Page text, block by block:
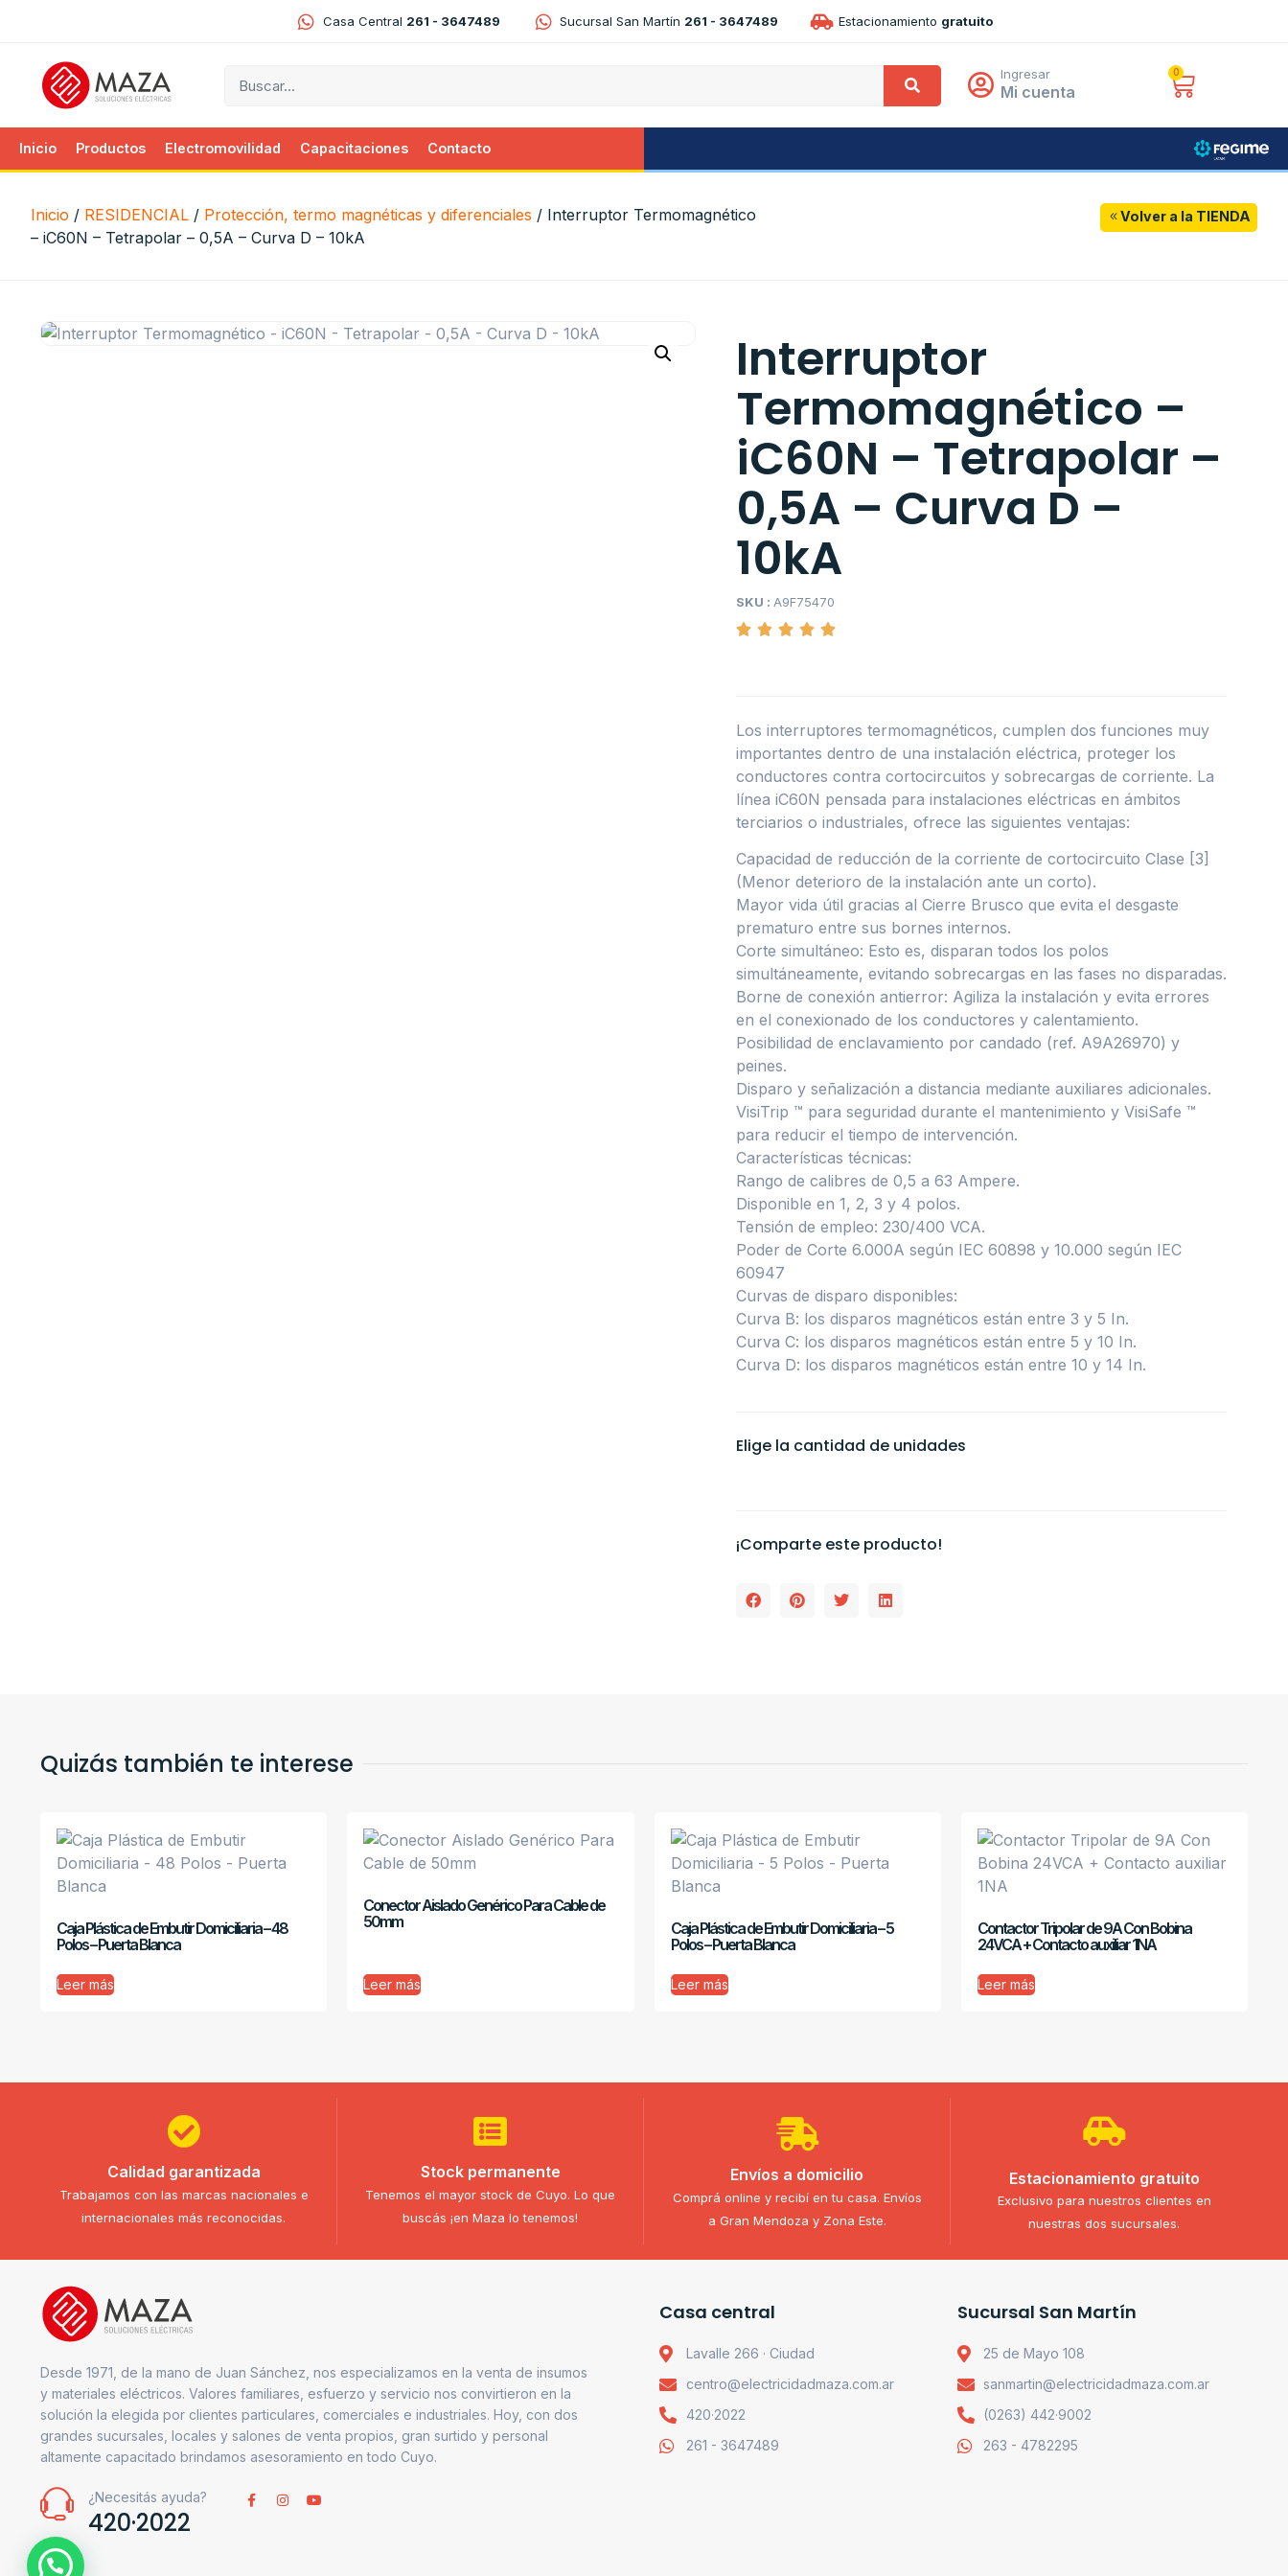
Casa Central 261 - 3647489 Sucursal San Martín 261 - 3647489 Estacionamiento gratuito
Ingresar
Mi cuenta
0
Inicio Productos Electromovilidad Capacitaciones Contacto
Inicio / RESIDENCIAL / Protección, termo magnéticas y diferenciales / Interruptor Termomagnético
– iC60N – Tetrapolar – 0,5A – Curva D – 10kA
Volver a la TIENDA
Interruptor
Termomagnético –
iC60N – Tetrapolar –
0,5A – Curva D –
10kA
SKU : A9F75470
Los interruptores termomagnéticos, cumplen dos funciones muy
importantes dentro de una instalación eléctrica, proteger los
conductores contra cortocircuitos y sobrecargas de corriente. La
línea iC60N pensada para instalaciones eléctricas en ámbitos
terciarios o industriales, ofrece las siguientes ventajas:
Capacidad de reducción de la corriente de cortocircuito Clase [3]
(Menor deterioro de la instalación ante un corto).
Mayor vida útil gracias al Cierre Brusco que evita el desgaste
prematuro entre sus bornes internos.
Corte simultáneo: Esto es, disparan todos los polos
simultáneamente, evitando sobrecargas en las fases no disparadas.
Borne de conexión antierror: Agiliza la instalación y evita errores
en el conexionado de los conductores y calentamiento.
Posibilidad de enclavamiento por candado (ref. A9A26970) y
peines.
Disparo y señalización a distancia mediante auxiliares adicionales.
VisiTrip ™ para seguridad durante el mantenimiento y VisiSafe ™
para reducir el tiempo de intervención.
Características técnicas:
Rango de calibres de 0,5 a 63 Ampere.
Disponible en 1, 2, 3 y 4 polos.
Tensión de empleo: 230/400 VCA.
Poder de Corte 6.000A según IEC 60898 y 10.000 según IEC
60947
Curvas de disparo disponibles:
Curva B: los disparos magnéticos están entre 3 y 5 In.
Curva C: los disparos magnéticos están entre 5 y 10 In.
Curva D: los disparos magnéticos están entre 10 y 14 In.
Elige la cantidad de unidades
¡Comparte este producto!
Quizás también te interese
Caja Plástica de Embutir Domiciliaria – 48
Polos – Puerta Blanca
Leer más
Conector Aislado Genérico Para Cable de
50mm
Leer más
Caja Plástica de Embutir Domiciliaria – 5
Polos – Puerta Blanca
Leer más
Contactor Tripolar de 9A Con Bobina
24VCA + Contacto auxiliar 1NA
Leer más
Calidad garantizada
Trabajamos con las marcas nacionales e
internacionales más reconocidas.
Stock permanente
Tenemos el mayor stock de Cuyo. Lo que
buscás ¡en Maza lo tenemos!
Envíos a domicilio
Comprá online y recibí en tu casa. Envíos
a Gran Mendoza y Zona Este.
Estacionamiento gratuito
Exclusivo para nuestros clientes en
nuestras dos sucursales.
Desde 1971, de la mano de Juan Sánchez, nos especializamos en la venta de insumos
y materiales eléctricos. Valores familiares, esfuerzo y servicio nos convirtieron en la
solución la elegida por clientes particulares, comerciales e industriales. Hoy, con dos
grandes sucursales, locales y salones de venta propios, gran surtido y personal
altamente capacitado brindamos asesoramiento en todo Cuyo.
¿Necesitás ayuda?
420·2022
Casa central
Lavalle 266 · Ciudad
centro@electricidadmaza.com.ar
420·2022
261 - 3647489
Sucursal San Martín
25 de Mayo 108
sanmartin@electricidadmaza.com.ar
(0263) 442·9002
263 - 4782295